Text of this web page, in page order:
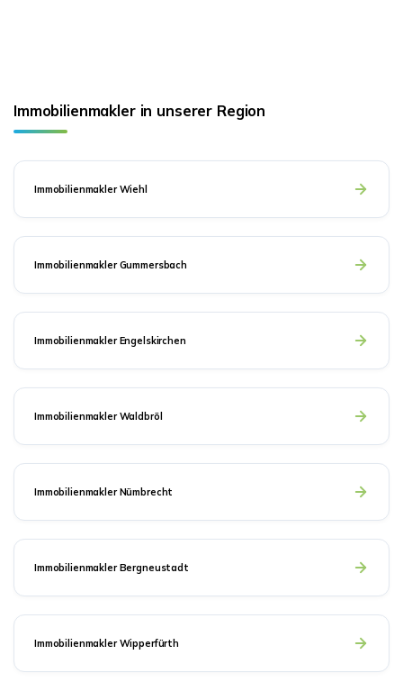
Immobilienmakler in unserer Region
Immobilienmakler Wiehl
Immobilienmakler Gummersbach
Immobilienmakler Engelskirchen
Immobilienmakler Waldbröl
Immobilienmakler Nümbrecht
Immobilienmakler Bergneustadt
Immobilienmakler Wipperfürth